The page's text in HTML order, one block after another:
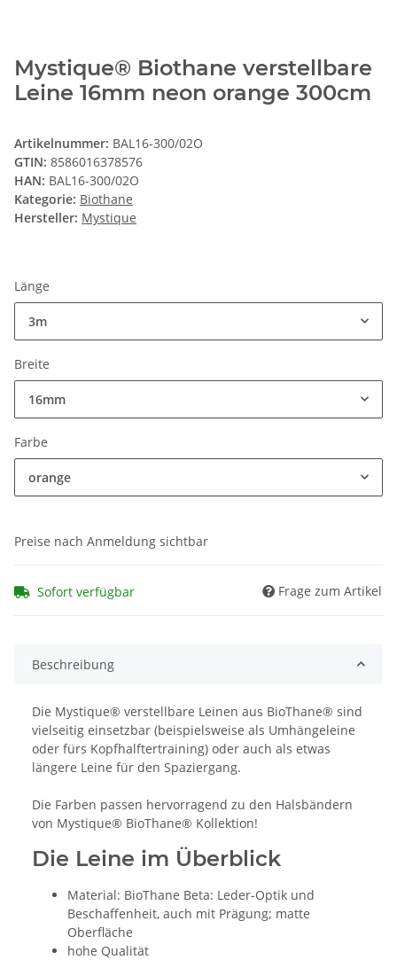
Mystique® Biothane verstellbare
Leine 16mm neon orange 300cm
Artikelnummer: BAL16-300/02O
GTIN: 8586016378576
HAN: BAL16-300/02O
Kategorie: Biothane
Hersteller: Mystique
Länge
3m
Breite
16mm
Farbe
orange
Preise nach Anmeldung sichtbar
Sofort verfügbar Frage zum Artikel
Beschreibung
Die Mystique® verstellbare Leinen aus BioThane® sind
vielseitig einsetzbar (beispielsweise als Umhängeleine
oder fürs Kopfhalftertraining) oder auch als etwas
längere Leine für den Spaziergang.
Die Farben passen hervorragend zu den Halsbändern
von Mystique® BioThane® Kollektion!
Die Leine im Überblick
Material: BioThane Beta: Leder-Optik und
Beschaffenheit, auch mit Prägung; matte
Oberfläche
hohe Qualität